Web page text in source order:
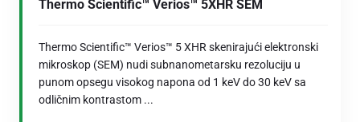
Thermo Scientific™ Verios™ 5XHR SEM
Thermo Scientific™ Verios™ 5 XHR skenirajući elektronski
mikroskop (SEM) nudi subnanometarsku rezoluciju u
punom opsegu visokog napona od 1 keV do 30 keV sa
odličnim kontrastom ...